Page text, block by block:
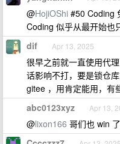
@HojiOShi #50 Coding
Coding 似乎从最开始也
dif Apr 13, 2025
很早之前就一直使用代
话影响不打，要是锁仓
gitee ，用肯定能用，有
abc0123xyz Apr 13,
@lixon166 哥们也 win 了